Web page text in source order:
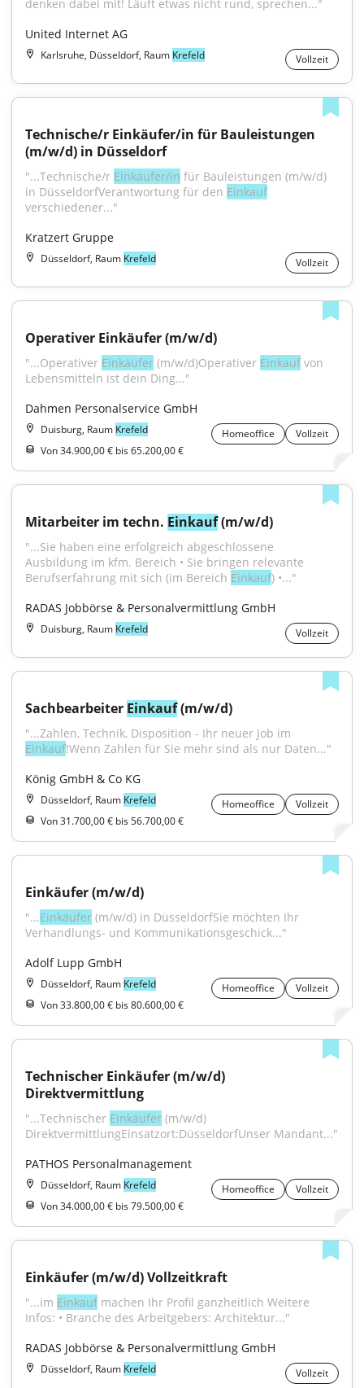
denken dabei mit! Läuft etwas nicht rund, sprechen..."
United Internet AG
Karlsruhe, Düsseldorf, Raum Krefeld Vollzeit
Technische/r Einkäufer/in für Bauleistungen
(m/w/d) in Düsseldorf
"...Technische/r Einkäufer/in für Bauleistungen (m/w/d)
in DüsseldorfVerantwortung für den Einkauf
verschiedener..."
Kratzert Gruppe
Düsseldorf, Raum Krefeld Vollzeit
Operativer Einkäufer (m/w/d)
"...Operativer Einkäufer (m/w/d)Operativer Einkauf von
Lebensmitteln ist dein Ding..."
Dahmen Personalservice GmbH
Duisburg, Raum Krefeld Homeoffice
Vollzeit
Von 34.900,00 € bis 65.200,00 €
Mitarbeiter im techn. Einkauf (m/w/d)
"...Sie haben eine erfolgreich abgeschlossene
Ausbildung im kfm. Bereich • Sie bringen relevante
Berufserfahrung mit sich (im Bereich Einkauf) •..."
RADAS Jobbörse & Personalvermittlung GmbH
Duisburg, Raum Krefeld Vollzeit
Sachbearbeiter Einkauf (m/w/d)
Einkauf!Wenn Zahlen für Sie mehr sind als nur Daten..."
König GmbH & Co KG
Düsseldorf, Raum Krefeld Homeoffice
Vollzeit
Von 31.700,00 € bis 56.700,00 €
Einkäufer (m/w/d)
"...Einkäufer (m/w/d) in DüsseldorfSie möchten Ihr
Verhandlungs- und Kommunikationsgeschick..."
Adolf Lupp GmbH
Düsseldorf, Raum Krefeld Homeoffice
Vollzeit
Von 33.800,00 € bis 80.600,00 €
Technischer Einkäufer (m/w/d)
Direktvermittlung
"...Technischer Einkäufer (m/w/d)
DirektvermittlungEinsatzort:DüsseldorfUnser Mandant..."
PATHOS Personalmanagement
Düsseldorf, Raum Krefeld Homeoffice
Vollzeit
Von 34.000,00 € bis 79.500,00 €
Einkäufer (m/w/d) Vollzeitkraft
"...im Einkauf machen Ihr Profil ganzheitlich Weitere
Infos: • Branche des Arbeitgebers: Architektur..."
RADAS Jobbörse & Personalvermittlung GmbH
Düsseldorf, Raum Krefeld Vollzeit